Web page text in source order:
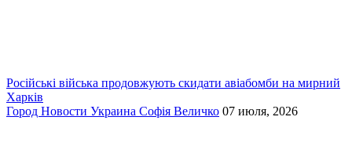
Російські війська продовжують скидати авіабомби на мирний
Харків
Город Новости Украина Софія Величко 07 июля, 2026